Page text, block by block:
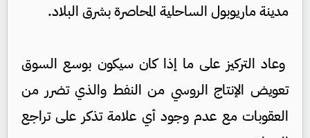
مدينة ماريوبول الساحلية المحاصرة بشرق البلاد.
وعاد التركيز على ما إذا كان سيكون بوسع السوق
تعويض الإنتاج الروسي من النفط والذي تضرر من
العقوبات مع عدم وجود أي علامة تذكر على تراجع